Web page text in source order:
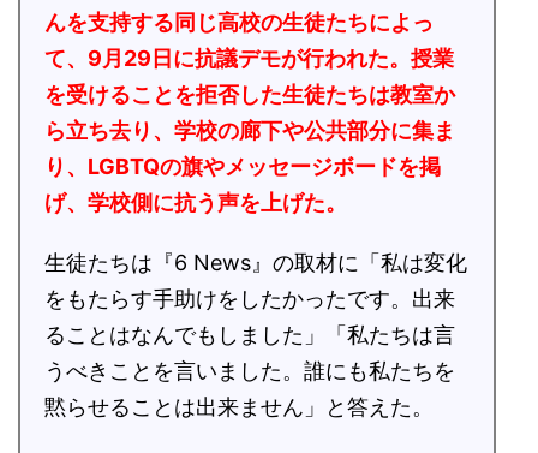
んを支持する同じ高校の生徒たちによっ
て、9月29日に抗議デモが行われた。授業
を受けることを拒否した生徒たちは教室か
ら立ち去り、学校の廊下や公共部分に集ま
り、LGBTQの旗やメッセージボードを掲
げ、学校側に抗う声を上げた。
生徒たちは『6 News』の取材に「私は変化
をもたらす手助けをしたかったです。出来
ることはなんでもしました」「私たちは言
うべきことを言いました。誰にも私たちを
黙らせることは出来ません」と答えた。